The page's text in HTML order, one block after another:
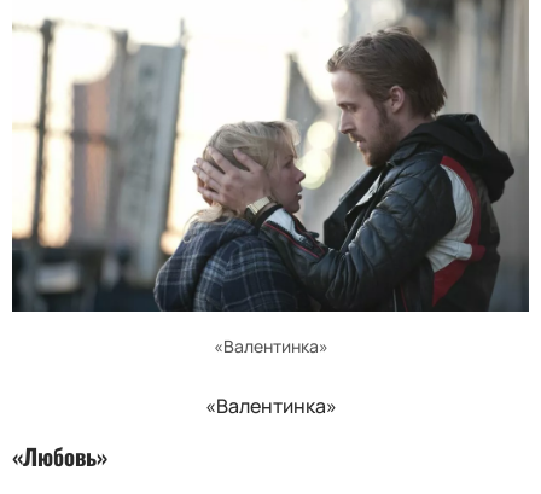
«Валентинка»
«Валентинка»
«Любовь»